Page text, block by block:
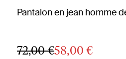
Pantalon en jean homme
72,00 €58,00 €